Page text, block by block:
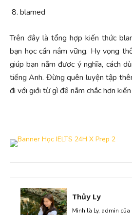
blamed
Trên đây là tổng hợp kiến thức
bạn học cần nắm vững. Hy vọng
giúp bạn nắm được ý nghĩa, cách
tiếng Anh. Đừng quên luyện tập
đi với giới từ gì để nắm chắc hơn
Thủy Ly
Mình là Ly, admin của